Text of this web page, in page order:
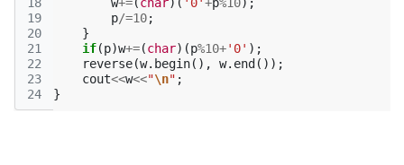
19
20
21
22
23
24
p/=10;
}
if(p)w+=(char)(p%10+'0' );
reverse(w. begin(), w. end ());
cout<<w<<"\n" ;
}